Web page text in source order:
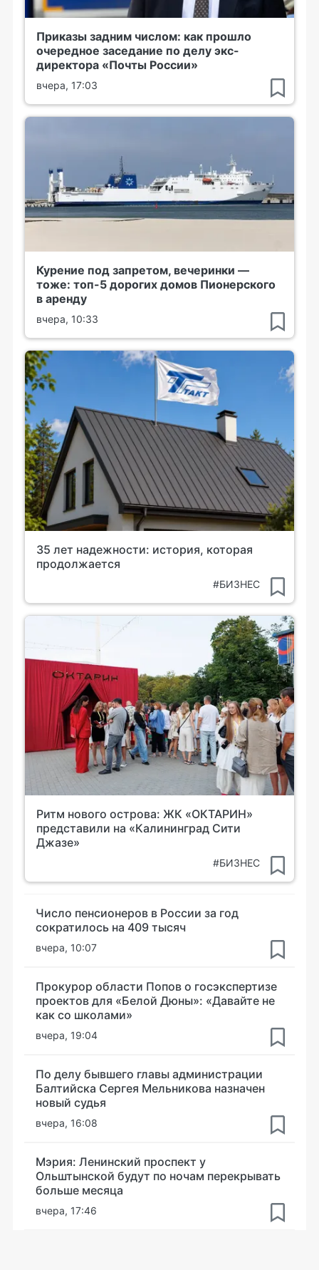
Приказы задним числом: как прошло
очередное заседание по делу экс-
директора «Почты России»
вчера, 17:03
Курение под запретом, вечеринки —
тоже: топ-5 дорогих домов Пионерского
в аренду
вчера, 10:33
35 лет надежности: история, которая
продолжается
#БИЗНЕС
Ритм нового острова: ЖК «ОКТАРИН»
представили на «Калининград Сити
Джазе»
#БИЗНЕС
Число пенсионеров в России за год
сократилось на 409 тысяч
вчера, 10:07
Прокурор области Попов о госэкспертизе
проектов для «Белой Дюны»: «Давайте не
как со школами»
вчера, 19:04
По делу бывшего главы администрации
Балтийска Сергея Мельникова назначен
новый судья
вчера, 16:08
Мэрия: Ленинский проспект у
Ольштынской будут по ночам перекрывать
больше месяца
вчера, 17:46